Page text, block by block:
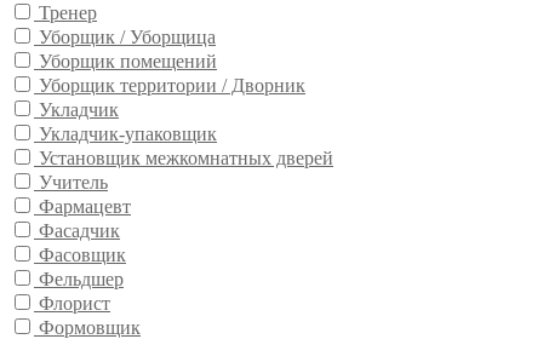
Тренер
Уборщик / Уборщица
Уборщик помещений
Уборщик территории / Дворник
Укладчик
Укладчик-упаковщик
Установщик межкомнатных дверей
Учитель
Фармацевт
Фасадчик
Фасовщик
Фельдшер
Флорист
Формовщик